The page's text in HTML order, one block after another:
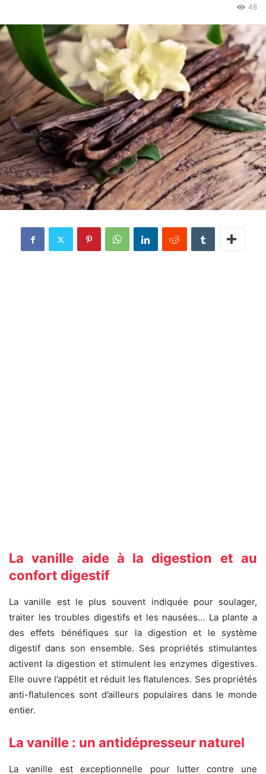
48
La vanille aide à la digestion et au
confort digestif
La vanille est le plus souvent indiquée pour soulager,
traiter les troubles digestifs et les nausées… La plante a
des effets bénéfiques sur la digestion et le système
digestif dans son ensemble. Ses propriétés stimulantes
activent la digestion et stimulent les enzymes digestives.
Elle ouvre l’appétit et réduit les flatulences. Ses propriétés
anti-flatulences sont d’ailleurs populaires dans le monde
entier.
La vanille : un antidépresseur naturel
La vanille est exceptionnelle pour lutter contre une